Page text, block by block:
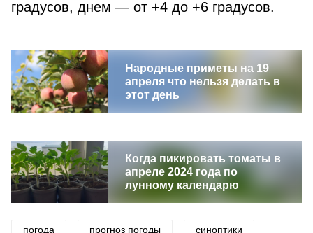
градусов, днем — от +4 до +6 градусов.
Народные приметы на 19
апреля что нельзя делать в
этот день
Когда пикировать томаты в
апреле 2024 года по
лунному календарю
погода прогноз погоды синоптики